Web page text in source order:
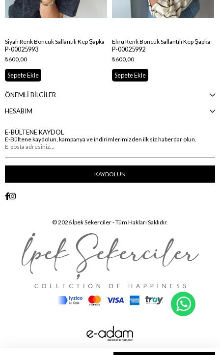
Siyah Renk Boncuk Sallantılı Kep Şapka
P-00025993
₺600,00
Sepete Ekle
Ekru Renk Boncuk Sallantılı Kep Şapka
P-00025992
₺600,00
Sepete Ekle
ÖNEMLİ BİLGİLER
HESABIM
E-BÜLTENE KAYDOL
E-Bültene kaydolun, kampanya ve indirimlerimizden ilk siz haberdar olun.
KAYDOLUN
© 2026 İpek Sekerciler - Tüm Hakları Saklıdır.